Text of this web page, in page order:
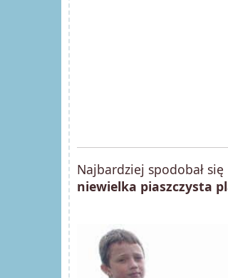
Najbardziej spodobał się
niewielka piaszczysta